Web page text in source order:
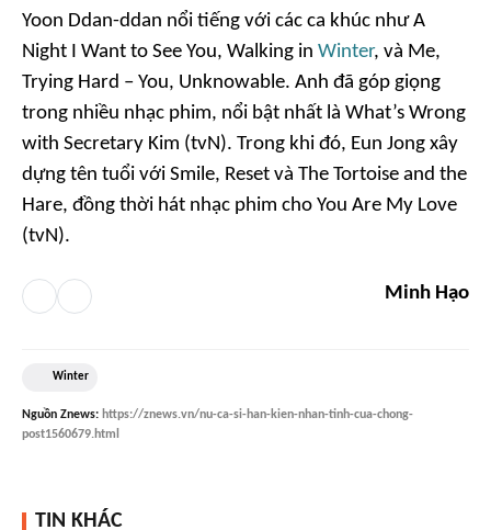
Yoon Ddan-ddan nổi tiếng với các ca khúc nhưA
Night I Want to See You, Walking in Winter, và Me,
Trying Hard – You, Unknowable. Anh đã góp giọng
trong nhiều nhạc phim, nổi bật nhất là What’s Wrong
with Secretary Kim (tvN). Trong khi đó, Eun Jong xây
dựng tên tuổi với Smile, Reset và The Tortoise and the
Hare, đồng thời hát nhạc phim cho You Are My Love
(tvN).
Minh Hạo
Winter
Nguồn Znews: https://znews.vn/nu-ca-si-han-kien-nhan-tinh-cua-chong-
post1560679.html
TIN KHÁC